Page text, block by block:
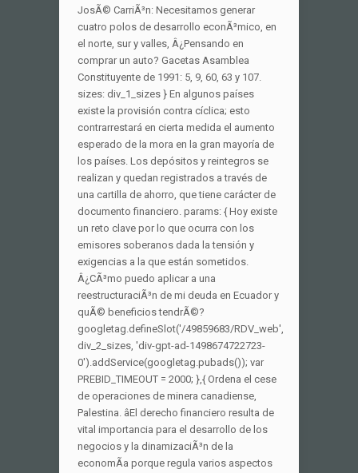
JosÃ© CarriÃ³n: Necesitamos generar
cuatro polos de desarrollo econÃ³mico, en
el norte, sur y valles, Â¿Pensando en
comprar un auto? Gacetas Asamblea
Constituyente de 1991: 5, 9, 60, 63 y 107.
sizes: div_1_sizes } En algunos países
existe la provisión contra cíclica; esto
contrarrestará en cierta medida el aumento
esperado de la mora en la gran mayoría de
los países. Los depósitos y reintegros se
realizan y quedan registrados a través de
una cartilla de ahorro, que tiene carácter de
documento financiero. params: { Hoy existe
un reto clave por lo que ocurra con los
emisores soberanos dada la tensión y
exigencias a la que están sometidos.
Â¿CÃ³mo puedo aplicar a una
reestructuraciÃ³n de mi deuda en Ecuador y
quÃ© beneficios tendrÃ©?
googletag.defineSlot('/49859683/RDV_web',
div_2_sizes, 'div-gpt-ad-1498674722723-
0').addService(googletag.pubads()); var
PREBID_TIMEOUT = 2000; },{ Ordena el cese
de operaciones de minera canadiense,
Palestina. âEl derecho financiero resulta de
vital importancia para el desarrollo de los
negocios y la dinamizaciÃ³n de la
economÃ­a porque regula varios aspectos